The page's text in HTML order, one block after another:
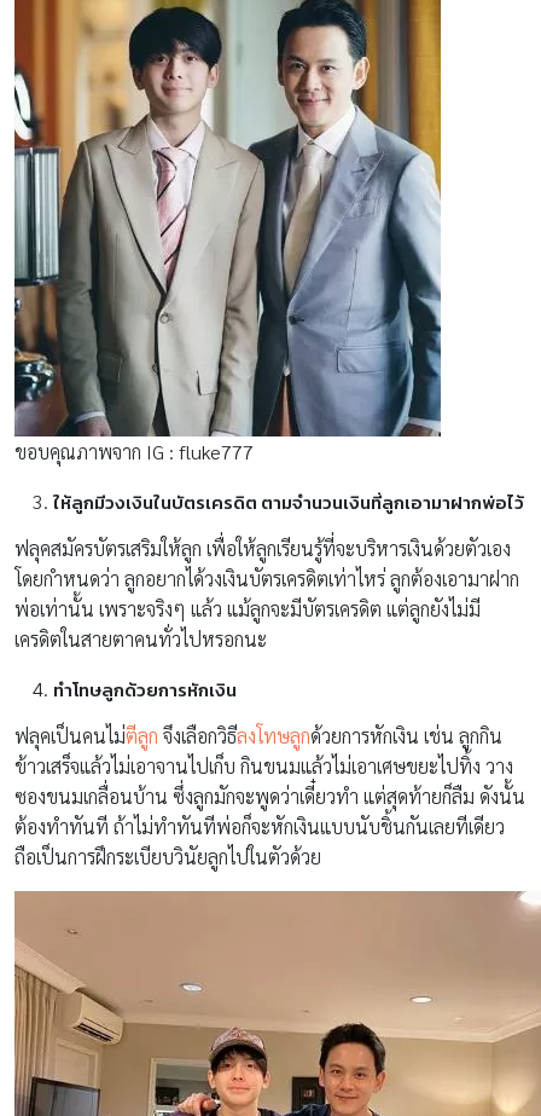
ขอบคุณภาพจาก IG : fluke777
ให้ลูกมีวงเงินในบัตรเครดิต ตามจำนวนเงินที่ลูกเอามาฝากพ่อไว้
ฟลุคสมัครบัตรเสริมให้ลูก เพื่อให้ลูกเรียนรู้ที่จะบริหารเงินด้วยตัวเอง
โดยกำหนดว่า ลูกอยากได้วงเงินบัตรเครดิตเท่าไหร่ ลูกต้องเอามาฝาก
พ่อเท่านั้น เพราะจริงๆ แล้ว แม้ลูกจะมีบัตรเครดิต แต่ลูกยังไม่มี
เครดิตในสายตาคนทั่วไปหรอกนะ
ทำโทษลูกด้วยการหักเงิน
ฟลุคเป็นคนไม่ตีลูก จึงเลือกวิธีลงโทษลูกด้วยการหักเงิน เช่น ลูกกิน
ข้าวเสร็จแล้วไม่เอาจานไปเก็บ กินขนมแล้วไม่เอาเศษขยะไปทิ้ง วาง
ซองขนมเกลื่อนบ้าน ซึ่งลูกมักจะพูดว่าเดี๋ยวทำ แต่สุดท้ายก็ลืม ดังนั้น
ต้องทำทันที ถ้าไม่ทำทันทีพ่อก็จะหักเงินแบบนับชิ้นกันเลยทีเดียว
ถือเป็นการฝึกระเบียบวินัยลูกไปในตัวด้วย